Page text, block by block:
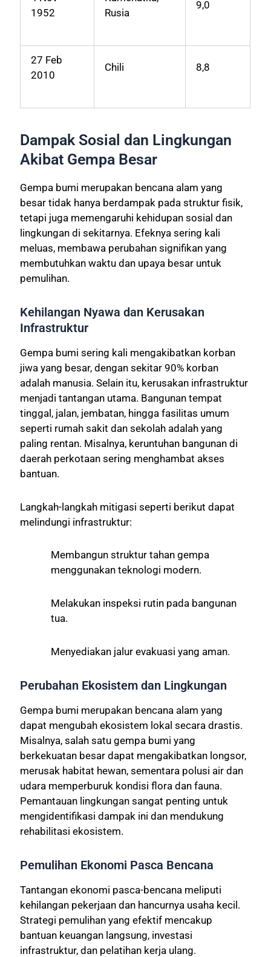
1952
Rusia
9,0
27 Feb
2010
Chili 8,8
Dampak Sosial dan Lingkungan
Akibat Gempa Besar
Gempa bumi merupakan bencana alam yang
besar tidak hanya berdampak pada struktur fisik,
tetapi juga memengaruhi kehidupan sosial dan
lingkungan di sekitarnya. Efeknya sering kali
meluas, membawa perubahan signifikan yang
membutuhkan waktu dan upaya besar untuk
pemulihan.
Kehilangan Nyawa dan Kerusakan
Infrastruktur
Gempa bumi sering kali mengakibatkan korban
jiwa yang besar, dengan sekitar 90% korban
adalah manusia. Selain itu, kerusakan infrastruktur
menjadi tantangan utama. Bangunan tempat
tinggal, jalan, jembatan, hingga fasilitas umum
seperti rumah sakit dan sekolah adalah yang
paling rentan. Misalnya, keruntuhan bangunan di
daerah perkotaan sering menghambat akses
bantuan.
Langkah-langkah mitigasi seperti berikut dapat
melindungi infrastruktur:
Membangun struktur tahan gempa
menggunakan teknologi modern.
Melakukan inspeksi rutin pada bangunan
tua.
Menyediakan jalur evakuasi yang aman.
Perubahan Ekosistem dan Lingkungan
Gempa bumi merupakan bencana alam yang
dapat mengubah ekosistem lokal secara drastis.
Misalnya, salah satu gempa bumi yang
berkekuatan besar dapat mengakibatkan longsor,
merusak habitat hewan, sementara polusi air dan
udara memperburuk kondisi flora dan fauna.
Pemantauan lingkungan sangat penting untuk
mengidentifikasi dampak ini dan mendukung
rehabilitasi ekosistem.
Pemulihan Ekonomi Pasca Bencana
Tantangan ekonomi pasca-bencana meliputi
kehilangan pekerjaan dan hancurnya usaha kecil.
Strategi pemulihan yang efektif mencakup
bantuan keuangan langsung, investasi
infrastruktur, dan pelatihan kerja ulang.